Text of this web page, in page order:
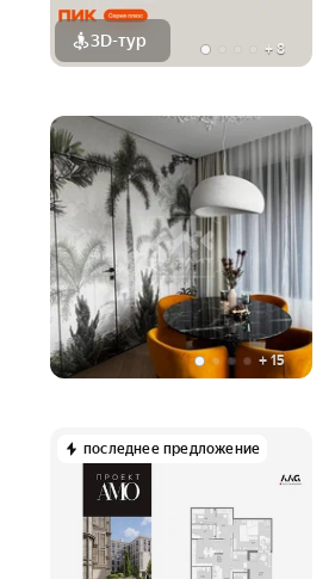
3D-тур + 8
+15
последнее предложение